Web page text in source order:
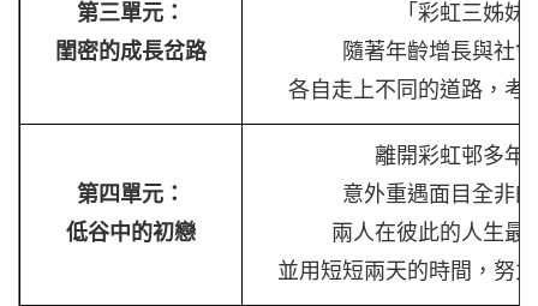
第三單元：
閨密的成長岔路
「彩虹三姊妹
隨著年齡增長與社
各自走上不同的道路，考
第四單元：
低谷中的初戀
離開彩虹邨多年
意外重遇面目全非
兩人在彼此的人生最
並用短短兩天的時間，努